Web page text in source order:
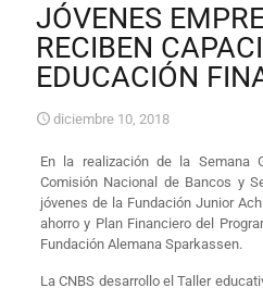
JÓVENES
RECIBEN
EDUCACIÓN
diciembre 10, 2018
En la realización de la Semana
Comisión Nacional de Bancos y
jóvenes de la Fundación Junior
ahorro y Plan Financiero del
Fundación Alemana Sparkassen.
La CNBS desarrollo el Taller